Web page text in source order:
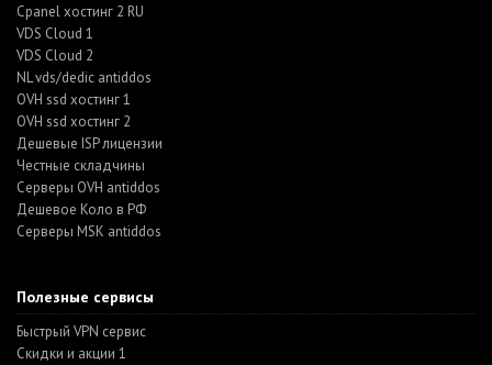
Cpanel хостинг 2 RU
VDS Cloud 1
VDS Cloud 2
NL vds/dedic antiddos
OVH ssd хостинг 1
OVH ssd хостинг 2
Дешевые ISP лицензии
Честные складчины
Серверы OVH antiddos
Дешевое Коло в РФ
Серверы MSK antiddos
Полезные сервисы
Быстрый VPN сервис
Скидки и акции 1